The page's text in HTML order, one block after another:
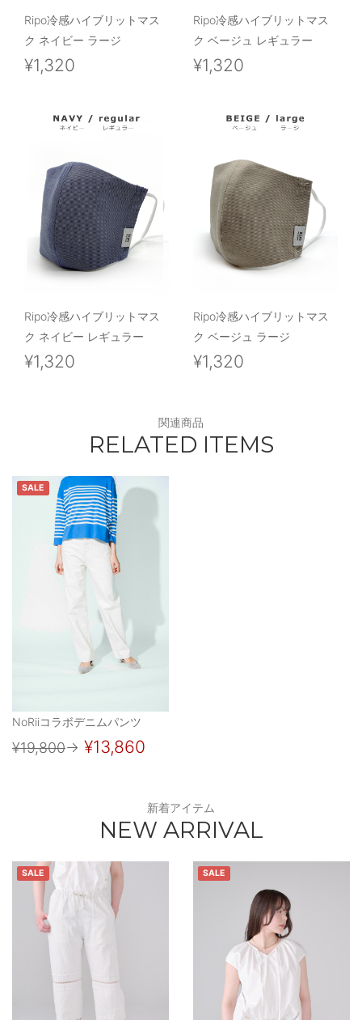
Ripo冷感ハイブリットマス
ク ネイビー ラージ
¥1,320
Ripo冷感ハイブリットマス
ク ベージュ レギュラー
¥1,320
Ripo冷感ハイブリットマス
ク ネイビー レギュラー
¥1,320
Ripo冷感ハイブリットマス
ク ベージュ ラージ
¥1,320
関連商品
RELATED ITEMS
SALE
NoRiiコラボデニムパンツ
¥19,800→ ¥13,860
新着アイテム
NEW ARRIVAL
SALE SALE